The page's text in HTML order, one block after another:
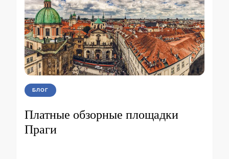
БЛОГ
Платные обзорные площадки
Праги